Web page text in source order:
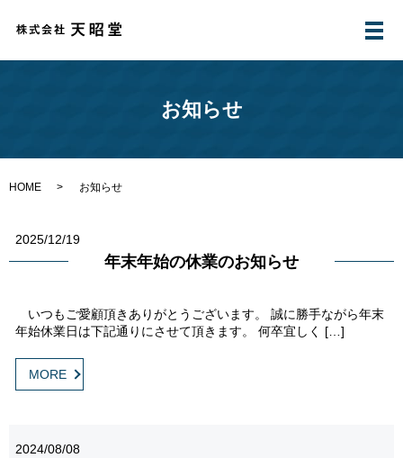
メ
お知らせ
HOME お知らせ
2025/12/19
年末年始の休業のお知らせ
いつもご愛顧頂きありがとうございます。 誠に勝手ながら年末
年始休業日は下記通りにさせて頂きます。 何卒宜しく […]
MORE
2024/08/08